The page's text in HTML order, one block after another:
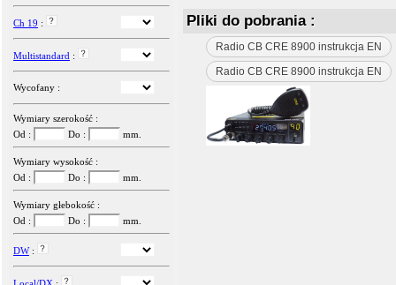
Ch 19 :
Multistandard :
Wycofany :
Wymiary szerokość :
Od :
Do : mm.
Wymiary wysokość :
Od :
Do : mm.
Wymiary głebokość :
Od :
Do : mm.
DW:
Pliki do pobrania :
Radio CB CRE 8900 instrukcja EN
Radio CB CRE 8900 instrukcja EN